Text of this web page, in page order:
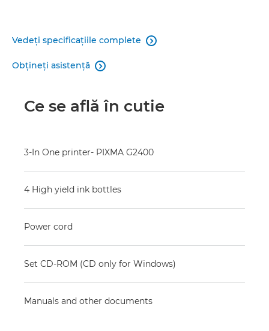
Vedeţi specificaţiile complete 
Obţineţi asistenţă 
Ce se află în cutie
3-In One printer- PIXMA G2400
4 High yield ink bottles
Power cord
Set CD-ROM (CD only for Windows)
Manuals and other documents